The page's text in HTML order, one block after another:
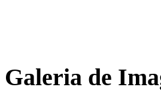
Galeria de